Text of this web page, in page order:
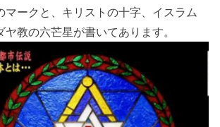
マークと、キリストの十字、イスラム
教の六芒星が書いてあります。